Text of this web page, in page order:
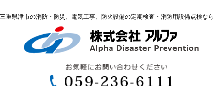
三重県津市の消防・防災、電気工事、防火設備の定期検査・消防用設備点検なら